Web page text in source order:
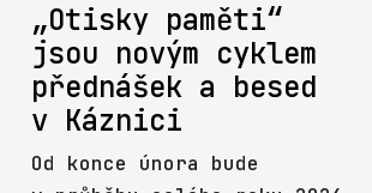
„Otisky paměti“
jsou novým cyklem
přednášek a besed
v Káznici
Od konce února bude